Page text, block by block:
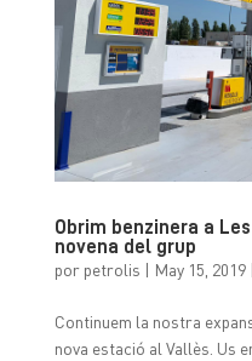
Obrim benzinera a
novena del grup
por petrolis | May 15, 2019|
Continuem la nostra
nova estació al Vallès. Us